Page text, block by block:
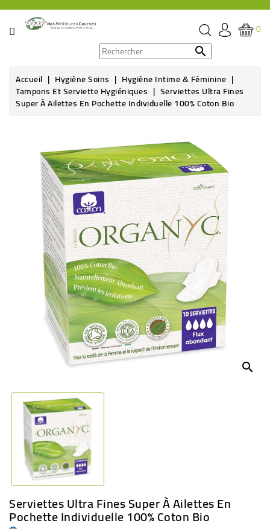
CATÉGORIE
ÉPICERIE
THÉ,
BOISSON
HYGIÈNE
CULTUREL
0

Accueil Hygiène Soins Hygiène Intime & Féminine
Tampons Et Serviette Hygiéniques Serviettes Ultra Fines
Super À Ailettes En Pochette Individuelle 100% Coton Bio
search
Serviettes Ultra Fines Super À Ailettes En
Pochette Individuelle 100% Coton Bio